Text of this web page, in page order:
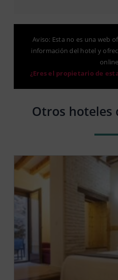
Aviso: Esta no es una web
información del hotel y
¿Eres el propietario de
Otros hoteles